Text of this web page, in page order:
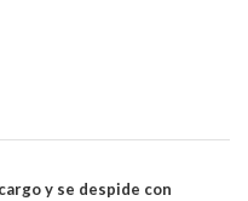
y se despide con